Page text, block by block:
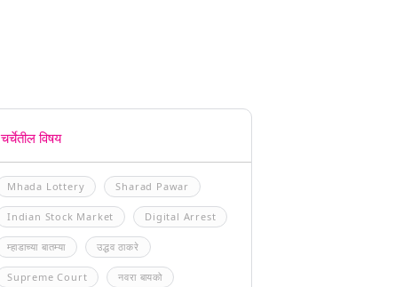
चर्चेतील विषय
Mhada Lottery Sharad Pawar
Indian Stock Market Digital Arrest
म्हाडाच्या बातम्या उद्धव ठाकरे
Supreme Court नवरा बायको